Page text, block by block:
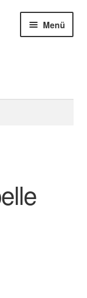
Menü